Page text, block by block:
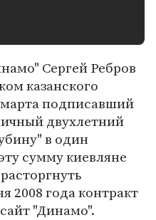
Сергей Ребров
казанского
подписавший
двухлетний
в один
сумму киевляне
2008 года контракт
"Динамо".